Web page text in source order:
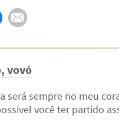
vovó
será sempre no meu
você ter partido